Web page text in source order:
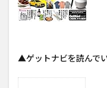
▲ゲットナビを読んで